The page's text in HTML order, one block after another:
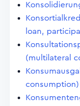
loan,
(multilateral
consumption)